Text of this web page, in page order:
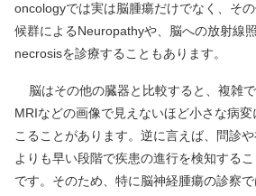
oncologyでは実は脳腫瘍だけでなく、そ
候群によるNeuropathyや、脳への放射線
necrosisを診療することもあります。
脳はその他の臓器と比較すると、複雑
MRIなどの画像で見えないほど小さな病
こることがあります。逆に言えば、問診
よりも早い段階で疾患の進行を検知する
です。そのため、特に脳神経腫瘍の診察